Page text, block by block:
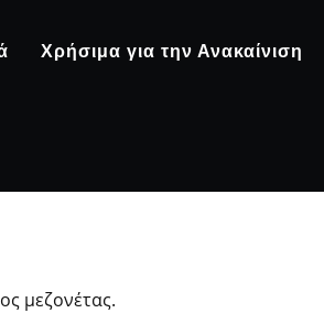
Χρήσιμα για την Ανακαίνιση
μεζονέτας.